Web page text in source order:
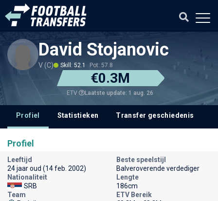
David Stojanovic
V (C) Skill: 52.1 Pot: 57.8
€0.3M
ETV Laatste update: 1 aug. 26
Profiel Statistieken Transfer geschiedenis
Profiel
Leeftijd
24 jaar oud (14 feb. 2002)
Beste speelstijl
Balveroverende verdediger
Nationaliteit
SRB
Lengte
186cm
Team
ETV Bereik